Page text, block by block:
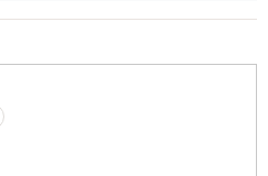
談ください。 依頼者のニーズに応え
律事務所に相談したが、費用が高く
安い弁護士を探している」という方
申し込みください。